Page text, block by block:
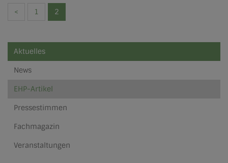
Aktuelles
News
EHP-Artikel
Pressestimmen
Fachmagazin
Veranstaltungen
< 1 2